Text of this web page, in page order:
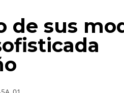
de sus